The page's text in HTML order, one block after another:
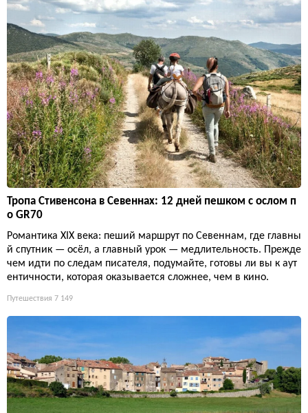
Тропа Стивенсона в Севеннах: 12 дней пешком с ослом п
о GR70
Романтика XIX века: пеший маршрут по Севеннам, где главны
й спутник — осёл, а главный урок — медлительность. Прежде
чем идти по следам писателя, подумайте, готовы ли вы к аут
ентичности, которая оказывается сложнее, чем в кино.
Путешествия 7 149